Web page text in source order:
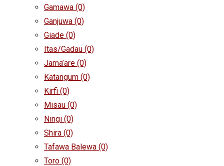
Gamawa (0)
Ganjuwa (0)
Giade (0)
Itas/Gadau (0)
Jama’are (0)
Katangum (0)
Kirfi (0)
Misau (0)
Ningi (0)
Shira (0)
Tafawa Balewa (0)
Toro (0)